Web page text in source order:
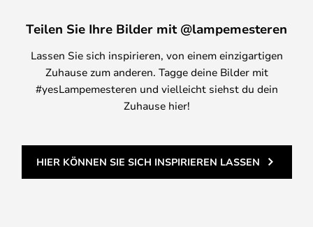
Teilen Sie Ihre Bilder mit @lampemesteren
Lassen Sie sich inspirieren, von einem einzigartigen
Zuhause zum anderen. Tagge deine Bilder mit
#yesLampemesteren und vielleicht siehst du dein
Zuhause hier!
HIER KÖNNEN SIE SICH INSPIRIEREN LASSEN